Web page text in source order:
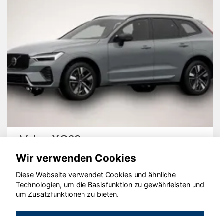
Volvo XC60
© konjunkturmotor.de GmbH 2020 - 2026
Wir verwenden Cookies
Diese Webseite verwendet Cookies und ähnliche
Technologien, um die Basisfunktion zu gewährleisten und
um Zusatzfunktionen zu bieten.